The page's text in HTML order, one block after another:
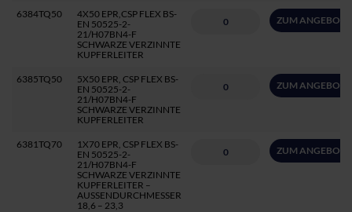
6384TQ50
4X50 EPR,CSP FLEX BS-
EN 50525-2-
21/H07BN4-F
SCHWARZE VERZINNTE
KUPFERLEITER
ZUM ANGEBOT
6385TQ50
5X50 EPR, CSP FLEX BS-
EN 50525-2-
21/H07BN4-F
SCHWARZE VERZINNTE
KUPFERLEITER
ZUM ANGEBOT
6381TQ70
1X70 EPR, CSP FLEX BS-
EN 50525-2-
21/H07BN4-F
SCHWARZE VERZINNTE
KUPFERLEITER –
AUSSENDURCHMESSER
18,6 – 23,3
ZUM ANGEBOT